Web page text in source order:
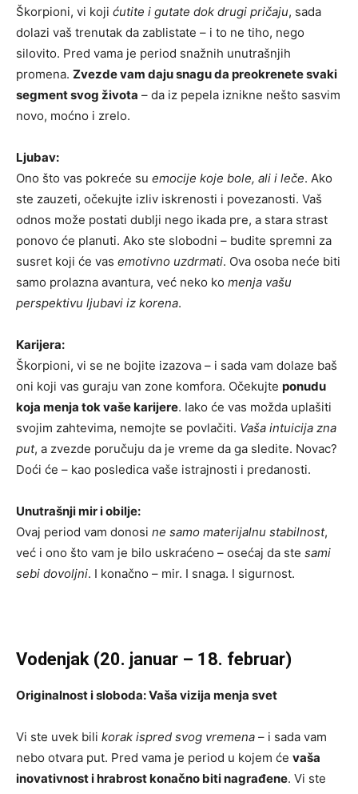
Škorpioni, vi koji ćutite i gutate dok drugi pričaju, sada
dolazi vaš trenutak da zablistate – i to ne tiho, nego
silovito. Pred vama je period snažnih unutrašnjih
promena. Zvezde vam daju snagu da preokrenete svaki
segment svog života – da iz pepela iznikne nešto sasvim
novo, moćno i zrelo.
Ljubav:
Ono što vas pokreće su emocije koje bole, ali i leče. Ako
ste zauzeti, očekujte izliv iskrenosti i povezanosti. Vaš
odnos može postati dublji nego ikada pre, a stara strast
ponovo će planuti. Ako ste slobodni – budite spremni za
susret koji će vas emotivno uzdrmati. Ova osoba neće biti
samo prolazna avantura, već neko ko menja vašu
perspektivu ljubavi iz korena.
Karijera:
Škorpioni, vi se ne bojite izazova – i sada vam dolaze baš
oni koji vas guraju van zone komfora. Očekujte ponudu
koja menja tok vaše karijere. Iako će vas možda uplašiti
svojim zahtevima, nemojte se povlačiti. Vaša intuicija zna
put, a zvezde poručuju da je vreme da ga sledite. Novac?
Doći će – kao posledica vaše istrajnosti i predanosti.
Unutrašnji mir i obilje:
Ovaj period vam donosi ne samo materijalnu stabilnost,
već i ono što vam je bilo uskraćeno – osećaj da ste sami
sebi dovoljni. I konačno – mir. I snaga. I sigurnost.
Vodenjak (20. januar – 18. februar)
Originalnost i sloboda: Vaša vizija menja svet
Vi ste uvek bili korak ispred svog vremena – i sada vam
nebo otvara put. Pred vama je period u kojem će vaša
inovativnost i hrabrost konačno biti nagrađene. Vi ste